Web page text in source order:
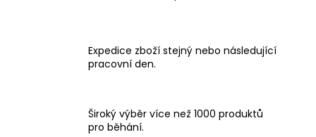
Expedice zboží stejný nebo následující
pracovní den.
Široký výběr více než 1000 produktů
pro běhání.